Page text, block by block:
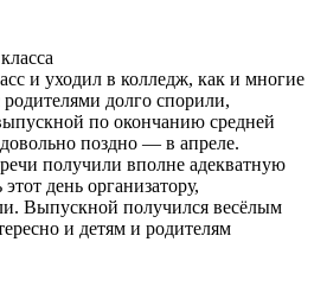
и уходил в колледж, как и многие
долго спорили,
по окончанию средней
поздно — в апреле.
получили вполне адекватную
день организатору,
Выпускной получился весёлым
и детям и родителям